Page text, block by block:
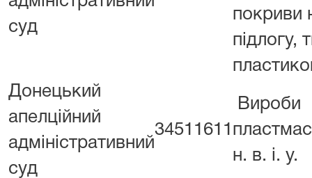
суд
покриви
підлогу,
Донецький
апелційний
адміністративний
суд
34511611
Вироби
н. в. і. у.